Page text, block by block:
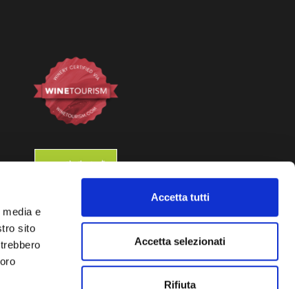
e
sito
Accetta tutti
Accetta selezionati
Rifiuta